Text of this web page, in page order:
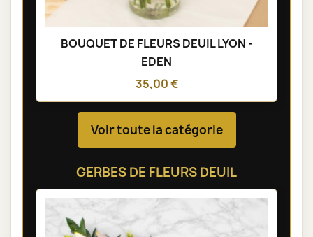
BOUQUET DE FLEURS DEUIL LYON -
EDEN
35,00 €
Voir toute la catégorie
GERBES DE FLEURS DEUIL